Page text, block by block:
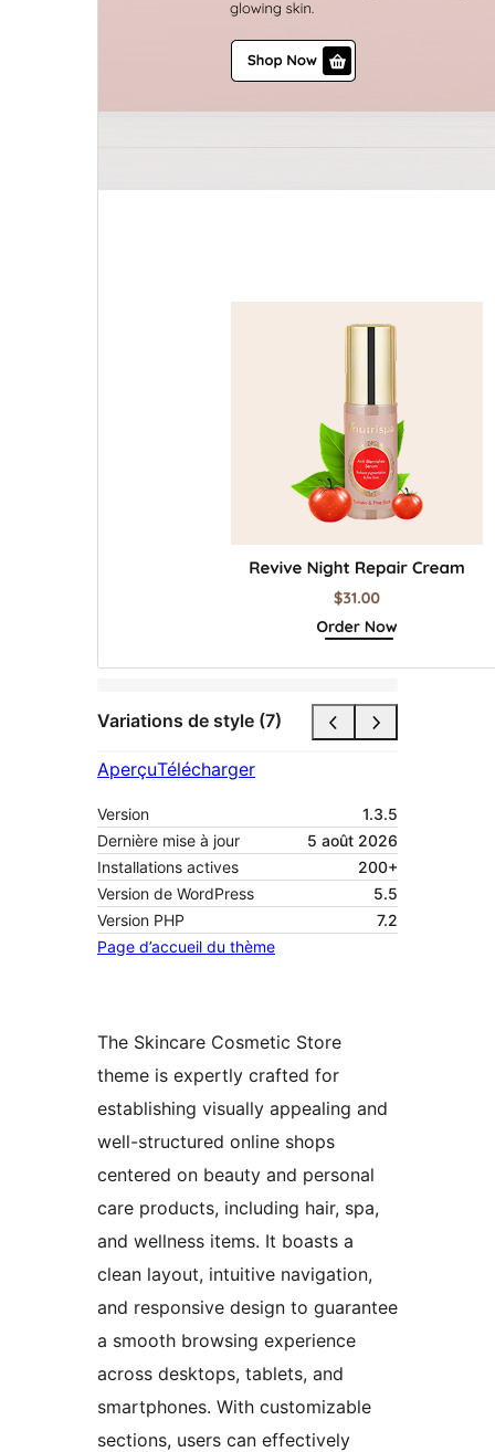
Variations de style (7)
AperçuTélécharger
Version
1.3.5
Dernière mise à jour
5 août 2026
Installations actives
200+
Version de WordPress
5.5
Version PHP
7.2
Page d’accueil du thème
The Skincare Cosmetic Store
theme is expertly crafted for
establishing visually appealing and
well-structured online shops
centered on beauty and personal
care products, including hair, spa,
and wellness items. It boasts a
clean layout, intuitive navigation,
and responsive design to guarantee
a smooth browsing experience
across desktops, tablets, and
smartphones. With customizable
sections, users can effectively